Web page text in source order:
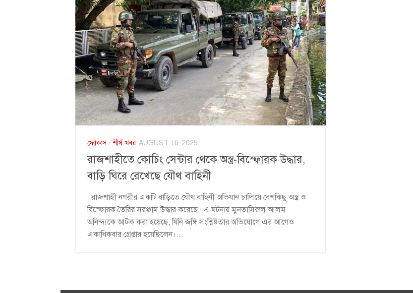
ফোকাস/শীর্ষ খবর AUGUST 16, 2025
রাজশাহীতে কোচিং সেন্টার থেকে অস্ত্র-বিস্ফোরক উদ্ধার,
বাড়ি ঘিরে রেখেছে যৌথ বাহিনী
রাজশাহী নগরীর একটি বাড়িতে যৌথ বাহিনী অভিযান চালিয়ে বেশকিছু অস্ত্র ও
বিস্ফোরক তৈরির সরঞ্জাম উদ্ধার করেছে। এ ঘটনায় মুনতাসিরুল আলম
অনিন্দ্যকে আটক করা হয়েছে, যিনি জঙ্গি সংশ্লিষ্টতার অভিযোগে এর আগেও
একাধিকবার গ্রেপ্তার হয়েছিলেন।...